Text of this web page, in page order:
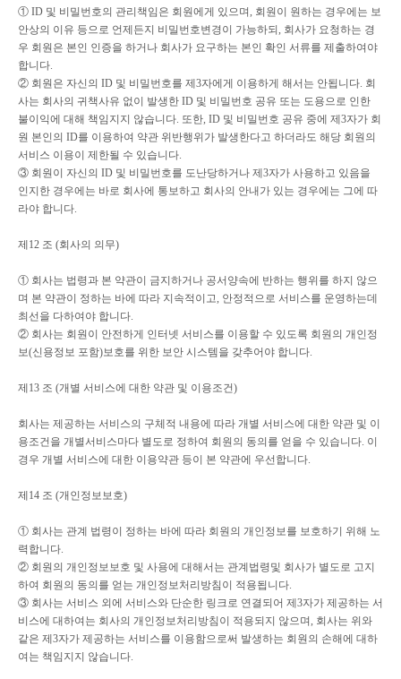
① ID 및 비밀번호의 관리책임은 회원에게 있으며, 회원이 원하는 경우에는 보
안상의 이유 등으로 언제든지 비밀번호변경이 가능하되 , 회사가 요청하는 경
우 회원은 본인 인증을 하거나 회사가 요구하는 본인 확인 서류를 제출하여야
합니다.
② 회원은 자신의 ID 및 비밀번호를 제 3자에게 이용하게 해서는 안됩니다. 회
사는 회사의 귀책사유 없이 발생한 ID 및 비밀번호 공유 또는 도용으로 인한
불이익에 대해 책임지지 않습니다. 또한, ID 및 비밀번호 공유 중에 제 3자가 회
원 본인의 ID를 이용하여 약관 위반행위가 발생한다고 하더라도 해당 회원의
서비스 이용이 제한될 수 있습니다.
③ 회원이 자신의 ID 및 비밀번호를 도난당하거나 제 3자가 사용하고 있음을
인지한 경우에는 바로 회사에 통보하고 회사의 안내가 있는 경우에는 그에 따
라야 합니다.
제 12 조 (회사의 의무)
① 회사는 법령과 본 약관이 금지하거나 공서양속에 반하는 행위를 하지 않으
며 본 약관이 정하는 바에 따라 지속적이고, 안정적으로 서비스를 운영하는데
최선을 다하여야 합니다.
② 회사는 회원이 안전하게 인터넷 서비스를 이용할 수 있도록 회원의 개인정
보(신용정보 포함)보호를 위한 보안 시스템을 갖추어야 합니다.
제 13 조 (개별 서비스에 대한 약관 및 이용조건)
회사는 제공하는 서비스의 구체적 내용에 따라 개별 서비스에 대한 약관 및 이
용조건을 개별서비스마다 별도로 정하여 회원의 동의를 얻을 수 있습니다. 이
경우 개별 서비스에 대한 이용약관 등이 본 약관에 우선합니다.
제 14 조 (개인정보보호)
① 회사는 관계 법령이 정하는 바에 따라 회원의 개인정보를 보호하기 위해 노
력합니다.
② 회원의 개인정보보호 및 사용에 대해서는 관계법령및 회사가 별도로 고지
하여 회원의 동의를 얻는 개인정보처리방침이 적용됩니다.
③ 회사는 서비스 외에 서비스와 단순한 링크로 연결되어 제 3자가 제공하는 서
비스에 대하여는 회사의 개인정보처리방침이 적용되지 않으며, 회사는 위와
같은 제 3자가 제공하는 서비스를 이용함으로써 발생하는 회원의 손해에 대하
여는 책임지지 않습니다.